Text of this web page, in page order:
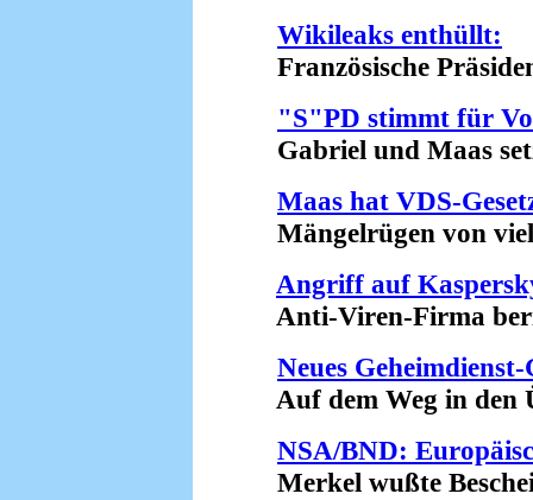
Wikileaks enthüllt:
Französische
"S"PD stimmt für
Gabriel und Maas
Maas hat VDS-
Mängelrügen von
Angriff auf
Anti-Viren-Firma
Neues
Auf dem Weg in den
NSA/BND:
Merkel wußte